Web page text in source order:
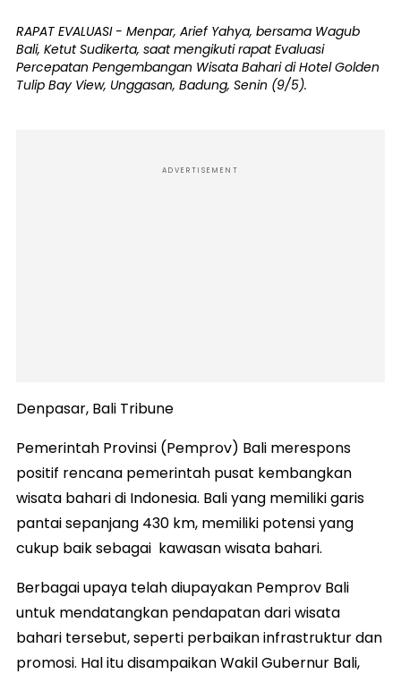
RAPAT EVALUASI - Menpar, Arief Yahya, bersama Wagub
Bali, Ketut Sudikerta, saat mengikuti rapat Evaluasi
Percepatan Pengembangan Wisata Bahari di Hotel Golden
Tulip Bay View, Unggasan, Badung, Senin (9/5).
ADVERTISEMENT
Denpasar, Bali Tribune
Pemerintah Provinsi (Pemprov) Bali merespons
positif rencana pemerintah pusat kembangkan
wisata bahari di Indonesia. Bali yang memiliki garis
pantai sepanjang 430 km, memiliki potensi yang
cukup baik sebagai kawasan wisata bahari.
Berbagai upaya telah diupayakan Pemprov Bali
untuk mendatangkan pendapatan dari wisata
bahari tersebut, seperti perbaikan infrastruktur dan
promosi. Hal itu disampaikan Wakil Gubernur Bali,